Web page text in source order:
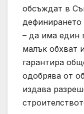
обсъждат в
дефинирането
– да има един
малък обхват
гарантира
одобрява от
издава